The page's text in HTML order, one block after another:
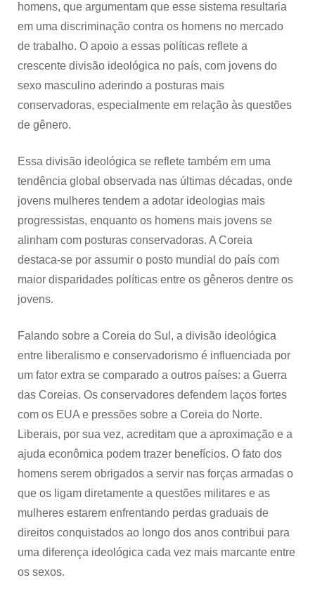
homens, que argumentam que esse sistema resultaria
em uma discriminação contra os homens no mercado
de trabalho. O apoio a essas políticas reflete a
crescente divisão ideológica no país, com jovens do
sexo masculino aderindo a posturas mais
conservadoras, especialmente em relação às questões
de gênero.
Essa divisão ideológica se reflete também em uma
tendência global observada nas últimas décadas, onde
jovens mulheres tendem a adotar ideologias mais
progressistas, enquanto os homens mais jovens se
alinham com posturas conservadoras. A Coreia
destaca-se por assumir o posto mundial do país com
maior disparidades políticas entre os gêneros dentre os
jovens.
Falando sobre a Coreia do Sul, a divisão ideológica
entre liberalismo e conservadorismo é influenciada por
um fator extra se comparado a outros países: a Guerra
das Coreias. Os conservadores defendem laços fortes
com os EUA e pressões sobre a Coreia do Norte.
Liberais, por sua vez, acreditam que a aproximação e a
ajuda econômica podem trazer benefícios. O fato dos
homens serem obrigados a servir nas forças armadas o
que os ligam diretamente a questões militares e as
mulheres estarem enfrentando perdas graduais de
direitos conquistados ao longo dos anos contribui para
uma diferença ideológica cada vez mais marcante entre
os sexos.